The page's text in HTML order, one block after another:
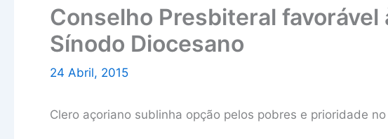
Conselho Presbiteral favorável
Sínodo Diocesano
24 Abril, 2015
Clero açoriano sublinha opção pelos pobres e prioridade